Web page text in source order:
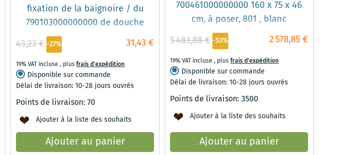
fixation de la baignoire / du
790103000000000 de douche
31,43 €
43,23 € -27%
19% VAT incluse , plusfrais d'expédition
Disponible sur commande
Délai de livraison: 10-28 jours ouvrés
Points de livraison: 70
Ajouter à la liste des souhaits
Ajouter au panier
700461000000000 160 x 75 x 46
cm, à poser, 801 , blanc
2 578,85 €
5 483,88 € -53%
19% VAT incluse , plusfrais d'expédition
Disponible sur commande
Délai de livraison: 10-28 jours ouvrés
Points de livraison: 3500
Ajouter à la liste des souhaits
Ajouter au panier